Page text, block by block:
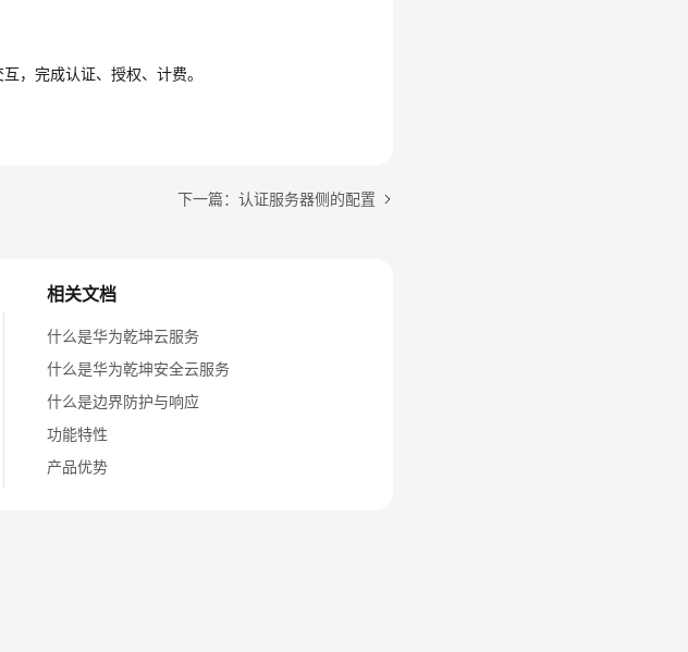
，完成认证、授权、计费。
下一篇：认证服务器侧的配置
相关文档
什么是华为乾坤云服务
什么是华为乾坤安全云服务
什么是边界防护与响应
功能特性
产品优势